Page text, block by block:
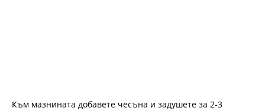
Към мазнината добавете чесъна и задушете за 2-3